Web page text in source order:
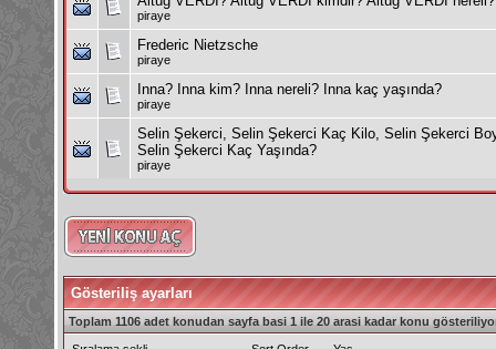
piraye
Frederic Nietzsche
piraye
Inna? Inna kim? Inna nereli? Inna kaç yaşında?
piraye
Selin Şekerci, Selin Şekerci Kaç Kilo, Selin Şekerci
Selin Şekerci Kaç Yaşında?
piraye
Gösteriliş ayarları
Toplam 1106 adet konudan sayfa basi 1 ile 20 arasi kadar konu